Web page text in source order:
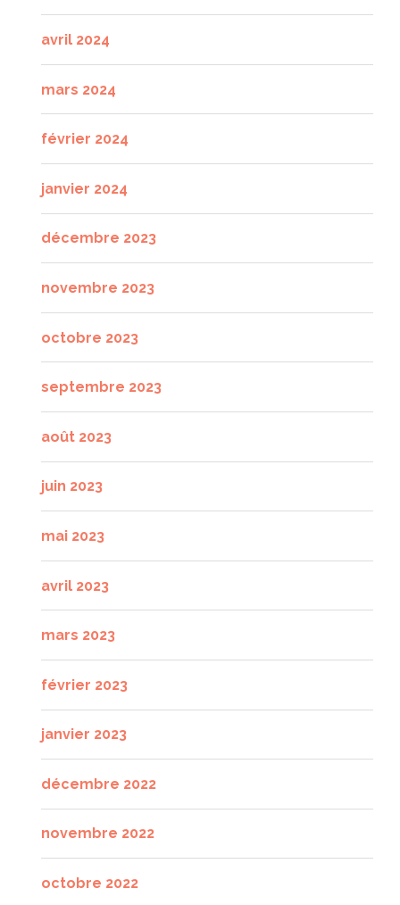
avril 2024
mars 2024
février 2024
janvier 2024
décembre 2023
novembre 2023
octobre 2023
septembre 2023
août 2023
juin 2023
mai 2023
avril 2023
mars 2023
février 2023
janvier 2023
décembre 2022
novembre 2022
octobre 2022